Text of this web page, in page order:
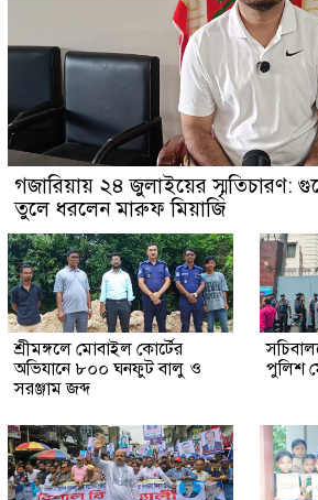
গজারিয়ায় ২৪ জুলাইয়ের স্মৃতিচারণ:
তুলে ধরলেন মারুফ মিয়াজি
শ্রীমঙ্গলে মোবাইল কোর্টের
অভিযানে ৮০০ ঘনফুট বালু ও
সরঞ্জাম জব্দ
পুলিশ